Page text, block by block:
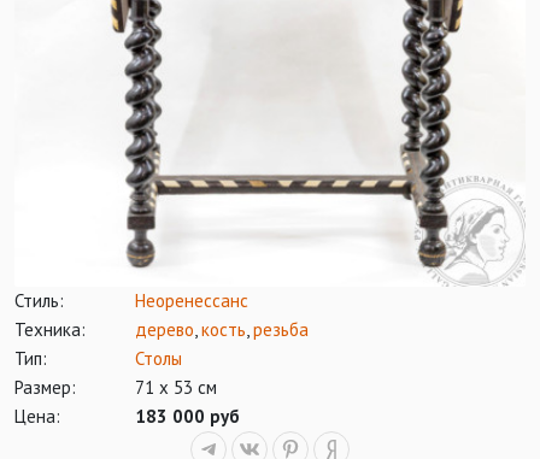
Стиль:
Неоренессанс
Техника:
дерево,кость,резьба
Тип:
Столы
Размер:
71 х 53 см
Цена:
183 000 руб